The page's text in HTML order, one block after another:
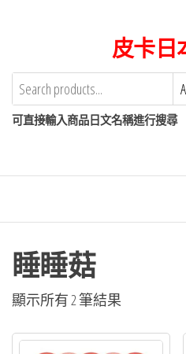
content
皮卡日
可直接輸入商品日文名稱進行搜尋
睡睡菇
顯示所有 2 筆結果
新